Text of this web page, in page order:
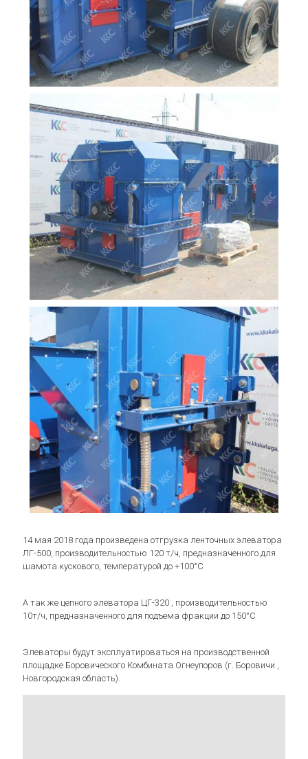
14 мая 2018 года произведена отгрузка ленточных элеватора
ЛГ-500, производительностью 120 т/ч, предназначенного для
шамота кускового, температурой до +100°С
А так же цепного элеватора ЦГ-320 , производительностью
10т/ч, предназначенного для подъема фракции до 150°С
Элеваторы будут эксплуатироваться на производственной
площадке Боровического Комбината Огнеупоров (г. Боровичи ,
Новгородская область).